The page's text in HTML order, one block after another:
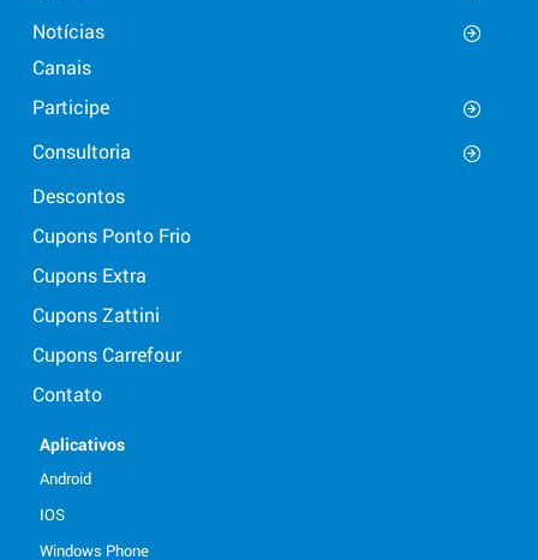
Notícias
Canais
Participe
Consultoria
Descontos
Cupons Ponto Frio
Cupons Extra
Cupons Zattini
Cupons Carrefour
Contato
Aplicativos
Android
IOS
Windows Phone